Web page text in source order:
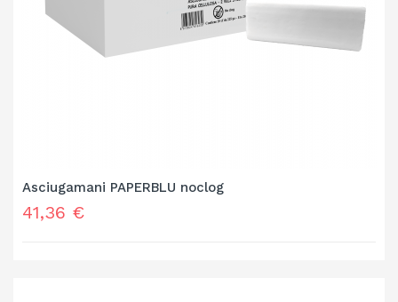
Asciugamani PAPERBLU noclog
Prezzo
41,36 €